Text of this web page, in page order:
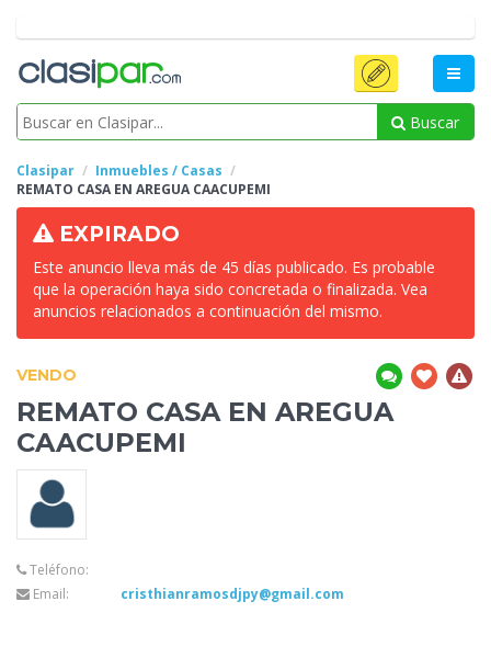
Buscar
Clasipar
Inmuebles / Casas
REMATO CASA EN AREGUA CAACUPEMI
EXPIRADO
Este anuncio lleva más de 45 días publicado. Es probable
que la operación haya sido concretada o finalizada. Vea
anuncios relacionados a continuación del mismo.
VENDO
REMATO CASA EN AREGUA
CAACUPEMI
Teléfono:
Email:
cristhianramosdjpy@gmail.com